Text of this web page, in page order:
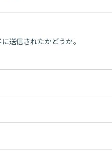
送信されたかどうか。